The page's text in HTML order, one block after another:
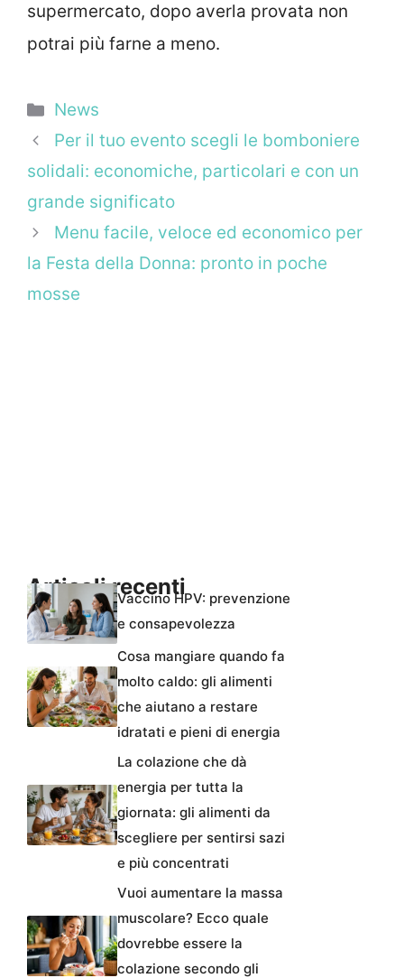
supermercato, dopo averla provata non
potrai più farne a meno.
Categorie
News
Per il tuo evento scegli le bomboniere
solidali: economiche, particolari e con un
grande significato
Menu facile, veloce ed economico per
la Festa della Donna: pronto in poche
mosse
Articoli recentiVaccino HPV: prevenzione
e consapevolezza
Cosa mangiare quando fa
molto caldo: gli alimenti
che aiutano a restare
idratati e pieni di energia
La colazione che dà
energia per tutta la
giornata: gli alimenti da
scegliere per sentirsi sazi
e più concentrati
Vuoi aumentare la massa
muscolare? Ecco quale
dovrebbe essere la
colazione secondo gli